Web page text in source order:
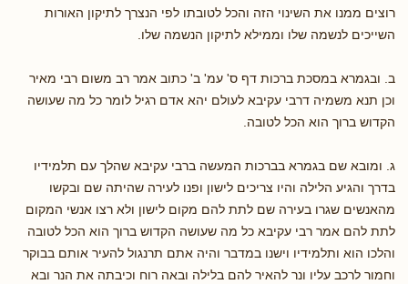
רוצים ממנו את השינוי הזה והכל לטובתו לפי הנצרך לתיקון האורות
השייכים לנשמה שלו וממילא לתיקון הנשמה שלו.
ב. ובגמרא במסכת ברכות דף ס' עמ' ב' כתוב אמר רב משום רבי מאיר
וכן תנא משמיה דרבי עקיבא לעולם יהא אדם רגיל לומר כל מה שעושה
הקדוש ברוך הוא הכל לטובה.
ג. ומובא שם בגמרא בברכות המעשה ברבי עקיבא שהלך עם תלמידיו
בדרך והגיע הלילה והיו צריכים לישון ופנו לעירה שהיתה שם ובקשו
מהאנשים שגרו בעירה שם לתת להם מקום לישון ולא רצו אנשי המקום
לתת להם אמר רבי עקיבא כל מה שעושה הקדוש ברוך הוא הכל לטובה
והלכו הוא ותלמידיו וישנו במדבר והיה אתם תרנגול להעיר אותם בבוקר
וחמור לרכב עליו ונר להאיר להם בלילה ובאה רוח וכיבתה את הנר ובא